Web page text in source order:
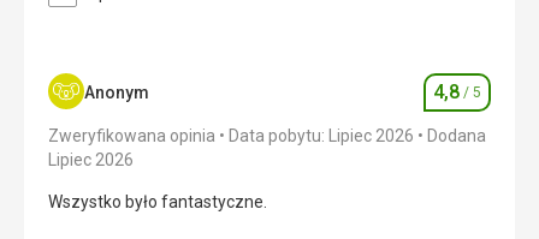
Ta recenzja została automatycznie
przetłumaczona za pomocą Google Translate
Wyżywienie
Zakwaterowanie
Zakwaterowanie było idealne.
Usługi
Byłem zadowolony ze wszystkiego.
Ta recenzja została automatycznie
Anonym Ocena
4,8 / 5
Zweryfikowana opinia Data pobytu: Lipiec 2026
Dodana
Lipiec 2026
Wszystko było fantastyczne.